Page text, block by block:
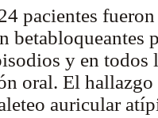
pacientes
betabloqueantes
y en todos
oral. El hallazgo
auricular